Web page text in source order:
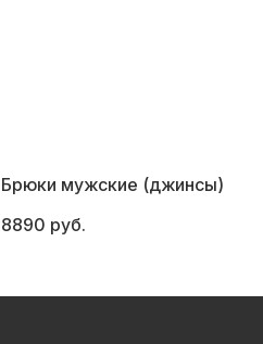
Брюки мужские (джинсы)
8890 руб.